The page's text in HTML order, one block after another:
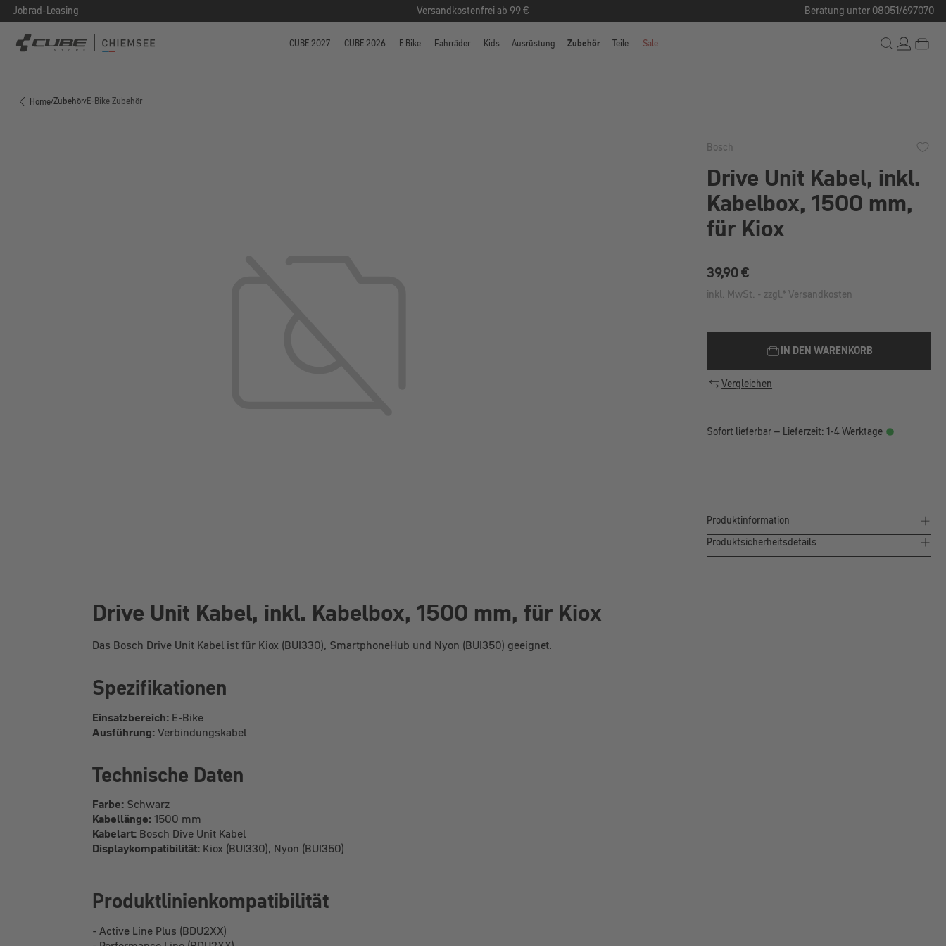
Hauptinhalt springen
Zur Suche springen
Zur Hauptnavigation springen
Jobrad-Leasing Versandkostenfrei ab 99 € Beratung unter 08051/697070
CUBE 2027 CUBE 2026 E Bike Fahrräder Kids Ausrüstung Zubehör Teile Sale
Home/Zubehör/E-Bike Zubehör
Bosch
Drive Unit Kabel, inkl.
Kabelbox, 1500 mm,
für Kiox
Regulärer Preis:
39,90 €
inkl. MwSt. - zzgl.* Versandkosten
IN DEN WARENKORB
Vergleichen
Sofort lieferbar – Lieferzeit: 1-4 Werktage
Produktinformation
Produktsicherheitsdetails
Drive Unit Kabel, inkl. Kabelbox, 1500 mm, für Kiox
Das Bosch Drive Unit Kabel ist für Kiox (BUI330), SmartphoneHub und Nyon (BUI350) geeignet.
Spezifikationen
Einsatzbereich: E-Bike
Ausführung:Verbindungskabel
Technische Daten
Farbe: Schwarz
Kabellänge:1500 mm
Kabelart: Bosch Dive Unit Kabel
Displaykompatibilität: Kiox (BUI330), Nyon (BUI350)
Produktlinienkompatibilität
- Active Line Plus (BDU2XX)